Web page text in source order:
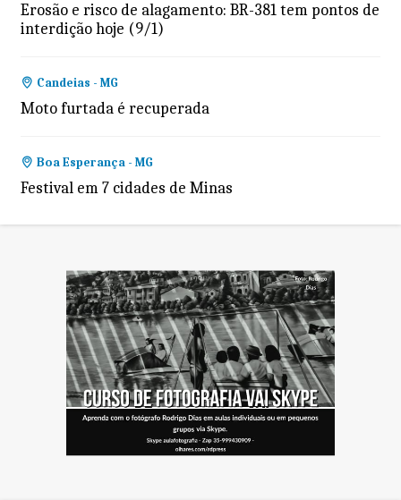
Erosão e risco de alagamento: BR-381 tem pontos de
interdição hoje (9/1)
Candeias - MG
Moto furtada é recuperada
Boa Esperança - MG
Festival em 7 cidades de Minas